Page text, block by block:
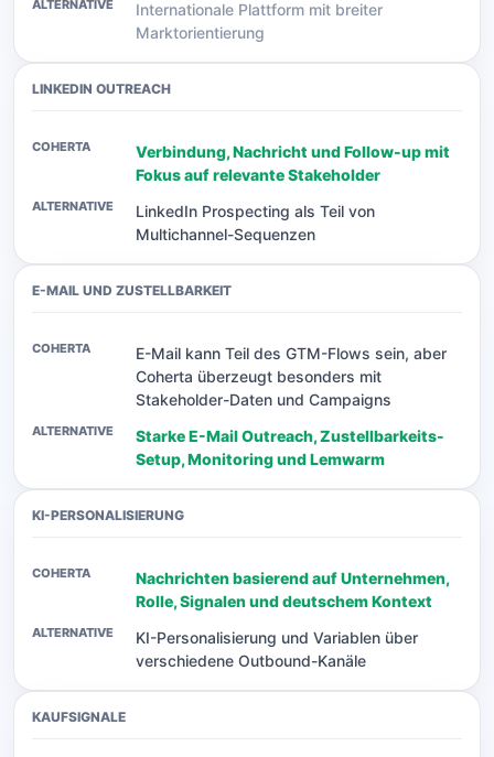
Internationale Plattform mit breiter
Marktorientierung
LINKEDIN OUTREACH
Verbindung, Nachricht und Follow-up mit
Fokus auf relevante Stakeholder
LinkedIn Prospecting als Teil von
Multichannel-Sequenzen
E-MAIL UND ZUSTELLBARKEIT
E-Mail kann Teil des GTM-Flows sein, aber
Coherta überzeugt besonders mit
Stakeholder-Daten und Campaigns
Starke E-Mail Outreach, Zustellbarkeits-
Setup, Monitoring und Lemwarm
KI-PERSONALISIERUNG
Nachrichten basierend auf Unternehmen,
Rolle, Signalen und deutschem Kontext
KI-Personalisierung und Variablen über
verschiedene Outbound-Kanäle
KAUFSIGNALE